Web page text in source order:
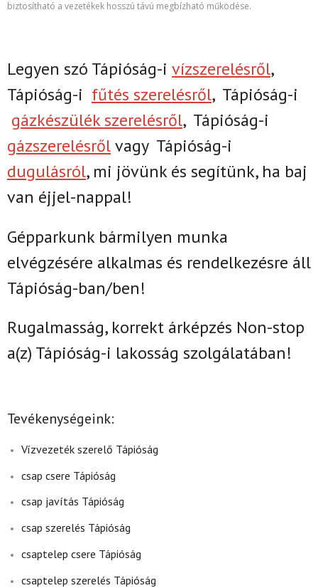
biztosítható a vezetékek hosszú távú megbízható működése.
Legyen szó Tápióság-i vízszerelésről,
Tápióság-i fűtés szerelésről, Tápióság-i
gázkészülék szerelésről, Tápióság-i
gázszerelésrőlvagy Tápióság-i
dugulásról, mi jövünk és segítünk, ha baj
van éjjel-nappal!
Gépparkunk bármilyen munka
elvégzésére alkalmas és rendelkezésre áll
Tápióság-ban/ben!
Rugalmasság, korrekt árképzés Non-stop
a(z) Tápióság-i lakosság szolgálatában!
Tevékenységeink:
Vízvezeték szerelő Tápióság
csap csere Tápióság
csap javítás Tápióság
csap szerelés Tápióság
csaptelep csere Tápióság
csaptelep szerelés Tápióság